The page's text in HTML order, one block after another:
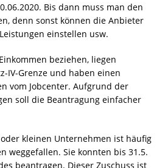
Bis dann muss man den
denn sonst können die Anbieter
einstellen usw.
beziehen, liegen
IV-Grenze und haben einen
vom Jobcenter. Aufgrund der
soll die Beantragung einfacher
kleinen Unternehmen ist häufig
weggefallen. Sie konnten bis 31.5.
beantragen. Dieser Zuschuss ist